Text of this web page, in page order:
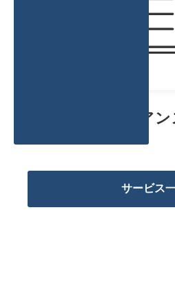
コンプライア
サービス